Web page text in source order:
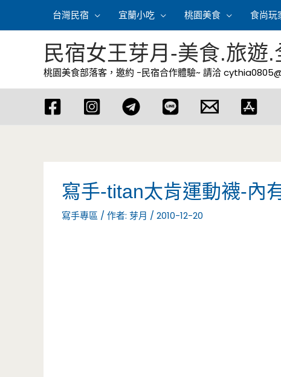
容
台灣民宿 宜蘭小吃 桃園美食 食尚玩
民宿女王芽月-美食.旅遊
桃園美食部落客，邀約 -民宿合作體驗~ 請洽
寫手-titan太肯運動襪-內
寫手專區 / 作者: 芽月 / 2010-12-20